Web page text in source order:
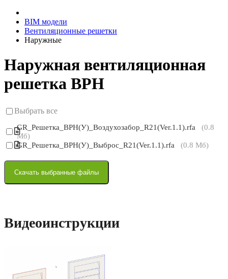
BIM модели
Вентиляционные решетки
Наружные
Наружная вентиляционная
решетка ВРН
Выбрать все
GR_Решетка_ВРН(У)_Воздухозабор_R21(Ver.1.1).rfa
(0.8
Мб)
GR_Решетка_ВРН(У)_Выброс_R21(Ver.1.1).rfa
(0.8 Мб)
Скачать выбранные файлы
Видеоинструкции